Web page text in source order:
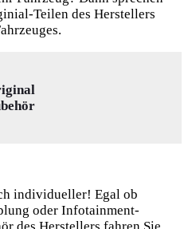
Teilen des Herstellers
individueller! Egal ob
oder Infotainment-